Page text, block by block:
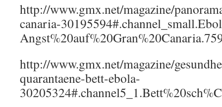
http://www.gmx.net/magazine/
canaria-
http://www.gmx.net/magazine/
quarantaene-bett-ebola-